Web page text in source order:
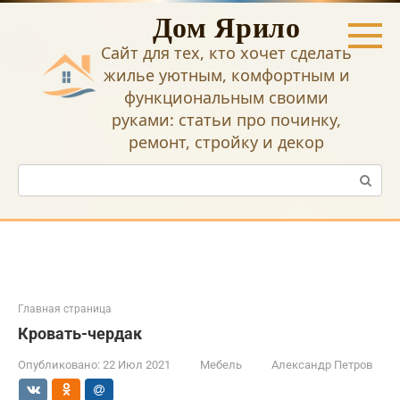
Перейти
Дом Ярило
Сайт для тех, кто хочет сделать
жилье уютным, комфортным и
функциональным своими
руками: статьи про починку,
ремонт, стройку и декор
Поиск:
Главная страница
Кровать-чердак
Опубликовано: 22 Июл 2021 Мебель Александр Петров